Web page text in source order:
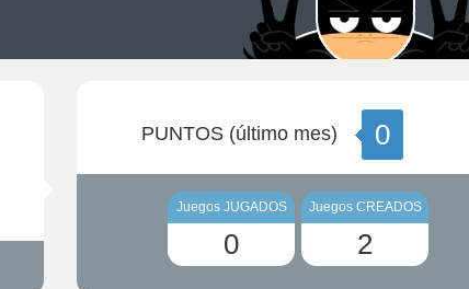
PUNTOS (último mes) 0
Juegos JUGADOS
0
Juegos CREADOS
2